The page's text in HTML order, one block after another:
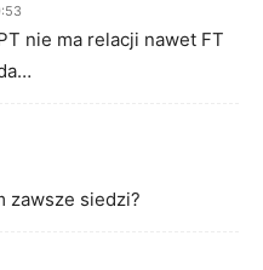
nie ma relacji nawet FT
zawsze siedzi?